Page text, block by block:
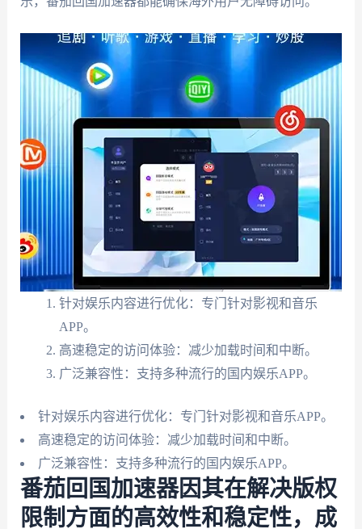
针对娱乐内容进行优化：专门针对影视和音乐
APP。
高速稳定的访问体验：减少加载时间和中断。
广泛兼容性：支持多种流行的国内娱乐APP。
针对娱乐内容进行优化：专门针对影视和音乐APP。
高速稳定的访问体验：减少加载时间和中断。
广泛兼容性：支持多种流行的国内娱乐APP。
番茄回国加速器因其在解决版权
限制方面的高效性和稳定性，成